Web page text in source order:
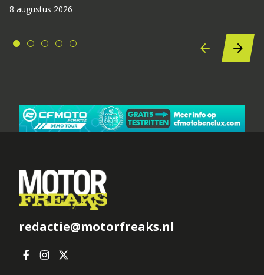
8 augustus 2026
redactie@motorfreaks.nl